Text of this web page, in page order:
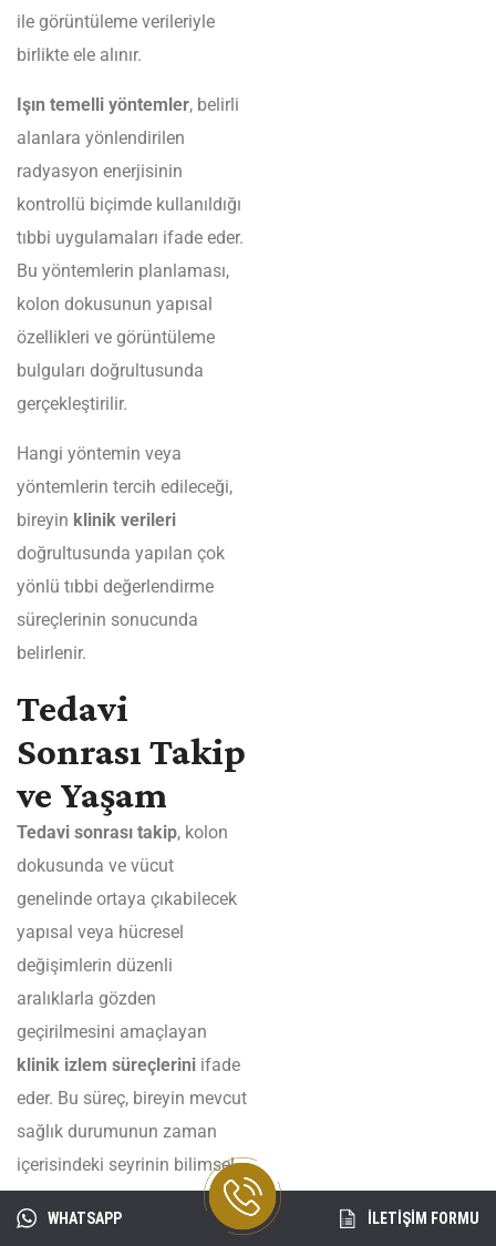
ile görüntüleme verileriyle
birlikte ele alınır.
Işın temelli yöntemler, belirli
alanlara yönlendirilen
radyasyon enerjisinin
kontrollü biçimde kullanıldığı
tıbbi uygulamaları ifade eder.
Bu yöntemlerin planlaması,
kolon dokusunun yapısal
özellikleri ve görüntüleme
bulguları doğrultusunda
gerçekleştirilir.
Hangi yöntemin veya
yöntemlerin tercih edileceği,
bireyin klinik verileri
doğrultusunda yapılan çok
yönlü tıbbi değerlendirme
süreçlerinin sonucunda
belirlenir.
Tedavi
Sonrası Takip
ve Yaşam
Tedavi sonrası takip, kolon
dokusunda ve vücut
genelinde ortaya çıkabilecek
yapısal veya hücresel
değişimlerin düzenli
aralıklarla gözden
geçirilmesini amaçlayan
klinik izlem süreçlerini ifade
eder. Bu süreç, bireyin mevcut
sağlık durumunun zaman
içerisindeki seyrinin bilimsel
ölçütler doğrultusunda
değerlendirilmesine olanak
WHATSAPP İLETİŞİM FORMU